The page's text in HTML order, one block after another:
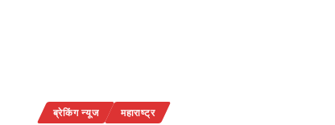
ब्रेकिंग न्यूज महाराष्ट्र